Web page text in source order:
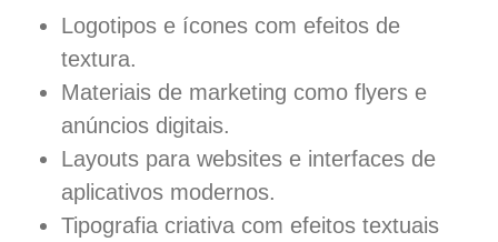
Logotipos e ícones com efeitos de
textura.
Materiais de marketing como flyers e
anúncios digitais.
Layouts para websites e interfaces de
aplicativos modernos.
Tipografia criativa com efeitos textuais